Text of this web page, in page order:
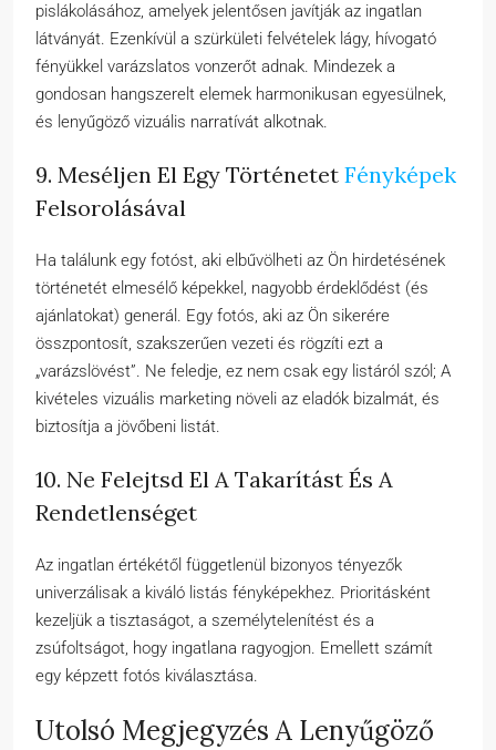
pislákolásához, amelyek jelentősen javítják az ingatlan
látványát. Ezenkívül a szürkületi felvételek lágy, hívogató
fényükkel varázslatos vonzerőt adnak. Mindezek a
gondosan hangszerelt elemek harmonikusan egyesülnek,
és lenyűgöző vizuális narratívát alkotnak.
9. Meséljen El Egy Történetet Fényképek
Felsorolásával
Ha találunk egy fotóst, aki elbűvölheti az Ön hirdetésének
történetét elmesélő képekkel, nagyobb érdeklődést (és
ajánlatokat) generál. Egy fotós, aki az Ön sikerére
összpontosít, szakszerűen vezeti és rögzíti ezt a
„varázslövést”. Ne feledje, ez nem csak egy listáról szól; A
kivételes vizuális marketing növeli az eladók bizalmát, és
biztosítja a jövőbeni listát.
10. Ne Felejtsd El A Takarítást És A
Rendetlenséget
Az ingatlan értékétől függetlenül bizonyos tényezők
univerzálisak a kiváló listás fényképekhez. Prioritásként
kezeljük a tisztaságot, a személytelenítést és a
zsúfoltságot, hogy ingatlana ragyogjon. Emellett számít
egy képzett fotós kiválasztása.
Utolsó Megjegyzés A Lenyűgöző